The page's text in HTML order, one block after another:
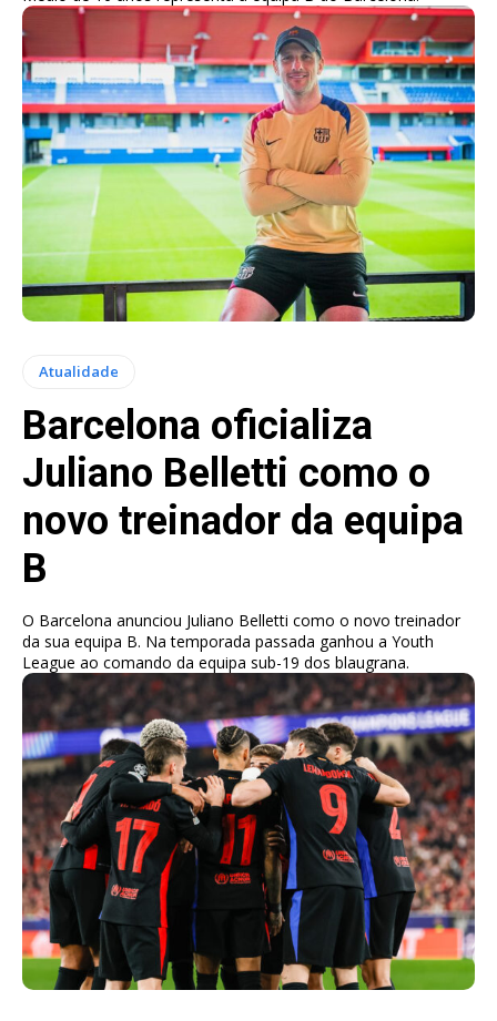
Atualidade
Barcelona oficializa
Juliano Belletti como o
novo treinador da equipa
B
O Barcelona anunciou Juliano Belletti como o novo treinador
da sua equipa B. Na temporada passada ganhou a Youth
League ao comando da equipa sub-19 dos blaugrana.